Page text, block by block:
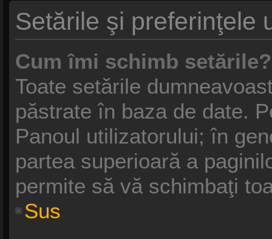
Setările şi preferinţele
Cum îmi schimb setările?
Toate setările
păstrate în baza de date.
Panoul utilizatorului; în
partea superioară a
permite să vă schimbaţi
Sus